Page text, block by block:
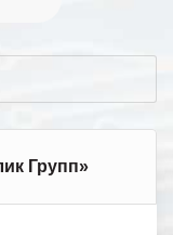
Групп»